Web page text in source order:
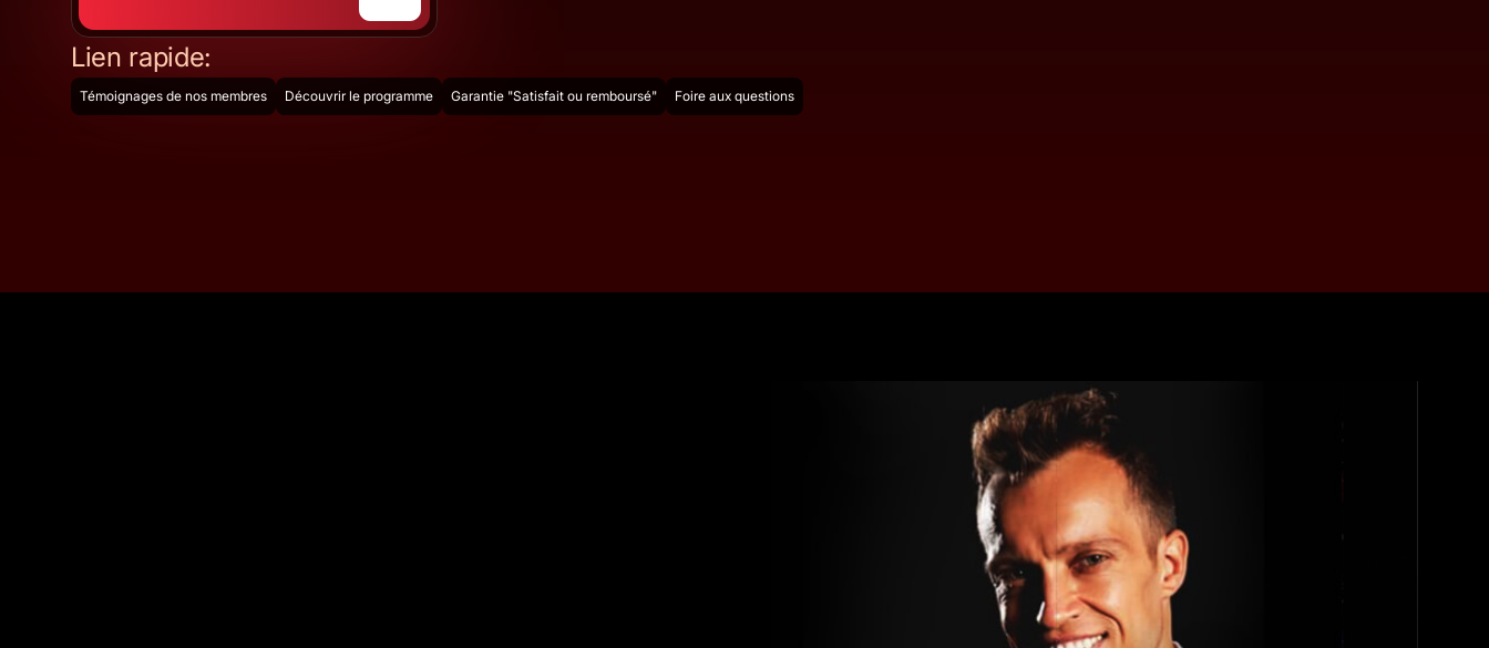
Lien rapide:
Témoignages de nos membres Découvrir le programme Garantie "Satisfait ou remboursé" Foire aux questions